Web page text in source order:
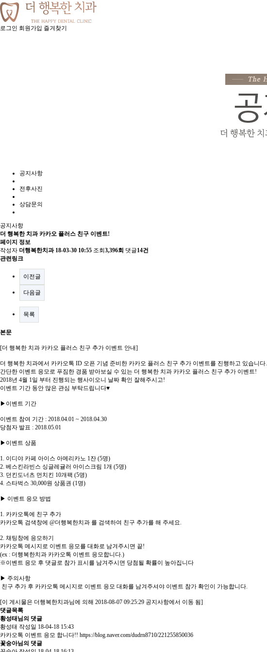
로그인 회원가입 즐겨찾기
공지사항
전후사진
상담문의
공지사항
더 행복한 치과 카카오 플러스 친구 이벤트!
페이지 정보
작성자 더행복한치과 18-03-30 10:55 조회 3,396회 댓글14건
관련링크
이전글
다음글
목록
본문
[더 행복한 치과 카카오 플러스 친구 추가 이벤트 안내]
더 행복한 치과에서 카카오톡 ID 오픈 기념 준비한 카카오 플러스 친구 추가 이벤트를 진행하고 있습니다.
간단한 이벤트 응모로 푸짐한 경품 받아보실 수 있는 더 행복한 치과 카카오 플러스 친구 추가 이벤트!
2018년 4월 1일 부터 진행되는 행사이오니 날짜 확인 잘해주시고!
이벤트 기간 동안 많은 관심 부탁드립니다♥
▶이벤트 기간
이벤트 참여 기간 : 2018.04.01 ~ 2018.04.30
당첨자 발표 : 2018.05.01
▶이벤트 상품
1. 이디야 카페 아이스 아메리카노 1잔 (5명)
2. 베스킨라빈스 싱글레귤러 아이스크림 1개 (5명)
3. 던킨도너츠 먼치킨 10개팩 (5명)
4. 스타벅스 30,000원 상품권 (1명)
▶ 이벤트 응모 방법
1. 카카오톡에 친구 추가
카카오톡 검색창에 @더행복한치과 를 검색하여 친구 추가를 해 주세요.
2. 채팅창에 응모하기
카카오톡 메시지로 이벤트 응모를 대화로 남겨주시면 끝!
(ex : 더행복한치과 카카오톡 이벤트 응모합니다.)
※이벤트 응모 후 댓글로 참가 표시를 남겨주시면 당첨될 확률이 높아집니다
▶ 주의사항
친구 추가 후 카카오톡 메시지로 이벤트 응모 대화를 남겨주셔야 이벤트 참가 확인이 가능합니다.
[이 게시물은 더행복한치과님에 의해 2018-08-07 09:25:29 공지사항에서 이동 됨]
댓글목록
황성태님의 댓글
황성태 작성일 18-04-18 15:43
카카오톡 이벤트 응모 합니다!! https://blog.naver.com/dudrn8710/221255850036
꽃숭아님의 댓글